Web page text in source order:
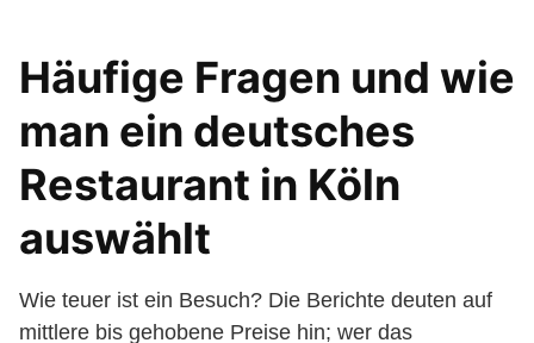
Häufige Fragen und wie
man ein deutsches
Restaurant in Köln
auswählt
Wie teuer ist ein Besuch? Die Berichte deuten auf
mittlere bis gehobene Preise hin; wer das